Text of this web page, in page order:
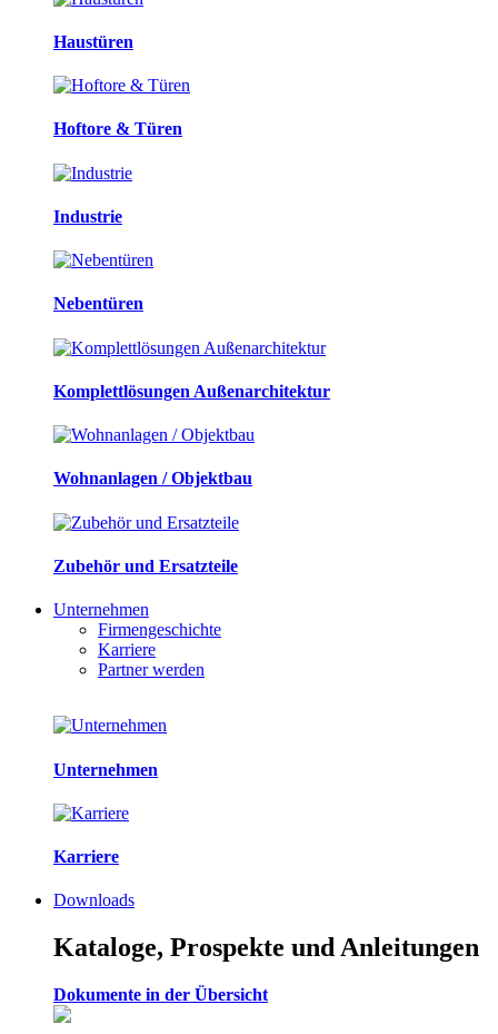
Haustüren
Hoftore & Türen
Industrie
Nebentüren
Komplettlösungen Außenarchitektur
Wohnanlagen / Objektbau
Zubehör und Ersatzteile
Unternehmen
Firmengeschichte
Karriere
Partner werden
Unternehmen
Karriere
Downloads
Kataloge, Prospekte und Anleitungen
Dokumente in der Übersicht